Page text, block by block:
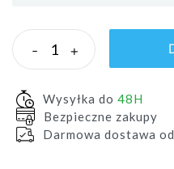
- +
Wysyłka do 48H
Bezpieczne zakupy
Darmowa dostawa